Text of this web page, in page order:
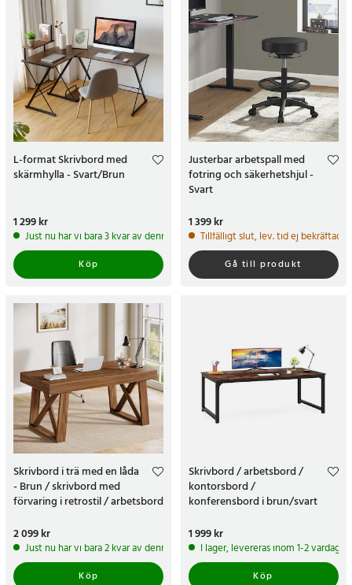
L-format Skrivbord med
skärmhylla - Svart/Brun
Pris:1 299 kr
1 299 kr
Just nu har vi bara 3 kvar av denna produkt
Köp
Justerbar arbetspall med
fotring och säkerhetshjul -
Svart
Pris:1 399 kr
1 399 kr
Tillfälligt slut, lev. tid ej bekräftad.
Gå till produkt
Skrivbord i trä med en låda
- Brun / skrivbord med
förvaring i retrostil / arbetsbord
Pris:2 099 kr
2 099 kr
Just nu har vi bara 2 kvar av denna produkt
Köp
Skrivbord / arbetsbord /
kontorsbord /
konferensbord i brun/svart
Pris:1 999 kr
1 999 kr
I lager, levereras inom 1-2 vardagar
Köp